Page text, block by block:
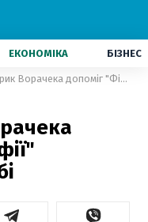
ЕКОНОМІКА БІЗНЕС
Хокей: Хет-трик Ворачека допоміг "Філадельфії" тріумфувати в дербі